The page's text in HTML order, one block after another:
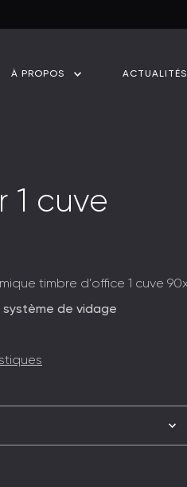
À PROPOS ACTUALITÉS
r 1 cuve
timbre d’office 1 cuve
système de vidage